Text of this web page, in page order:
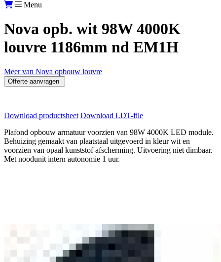
Menu
Nova opb. wit 98W 4000K
louvre 1186mm nd EM1H
Meer van Nova opbouw louvre
Offerte aanvragen
Download productsheet Download LDT-file
Plafond opbouw armatuur voorzien van 98W 4000K LED module.
Behuizing gemaakt van plaatstaal uitgevoerd in kleur wit en
voorzien van opaal kunststof afscherming. Uitvoering niet dimbaar.
Met noodunit intern autonomie 1 uur.